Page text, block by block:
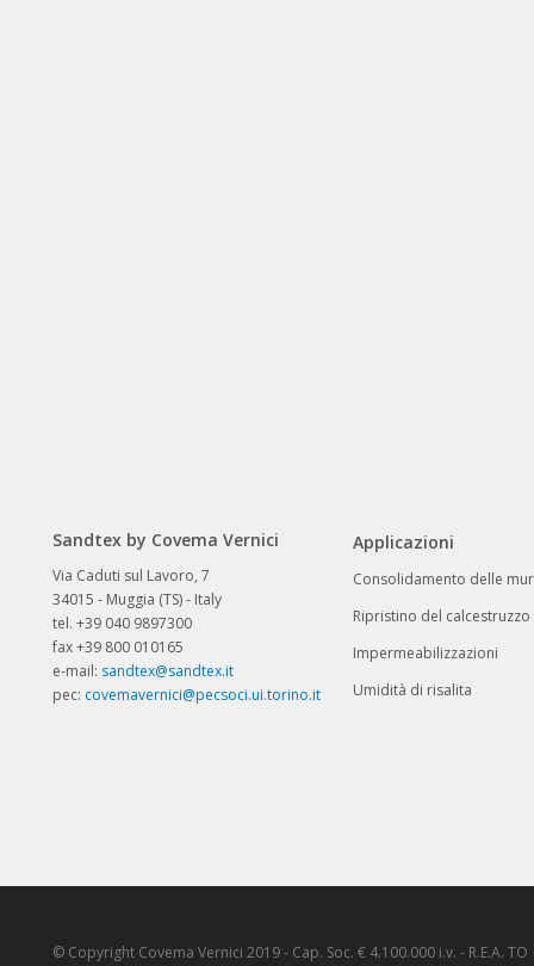
Sandtex by Covema Vernici
Via Caduti sul Lavoro, 7
34015 - Muggia (TS) - Italy
tel. +39 040 9897300
fax +39 800 010165
e-mail: sandtex@sandtex.it
pec: covemavernici@pecsoci.ui.torino.it
Applicazioni
Consolidamento delle
Ripristino del calcestruzzo
Impermeabilizzazioni
Umidità di risalita
© Copyright Covema Vernici 2019 - Cap. Soc. € 4.100.000 i.v. - R.E.A. TO